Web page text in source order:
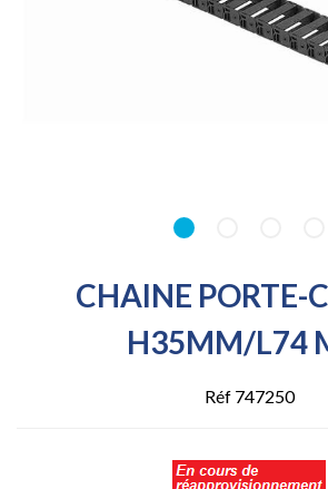
CHAINE PORTE-
H35MM/L74
Réf 747250